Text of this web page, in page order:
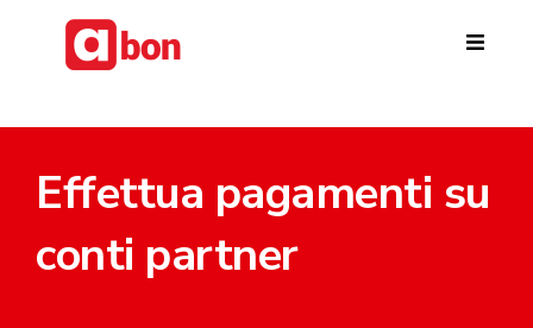
Skip to main content
Effettua pagamenti su
conti partner